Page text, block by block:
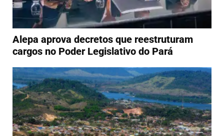
Alepa aprova decretos que reestruturam
cargos no Poder Legislativo do Pará